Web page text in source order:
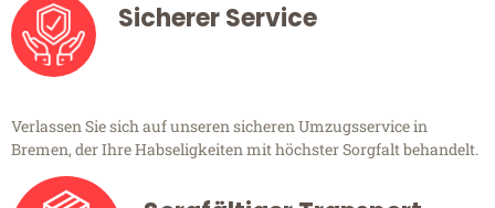
Sicherer Service
Verlassen Sie sich auf unseren sicheren Umzugsservice in
Bremen, der Ihre Habseligkeiten mit höchster Sorgfalt behandelt.